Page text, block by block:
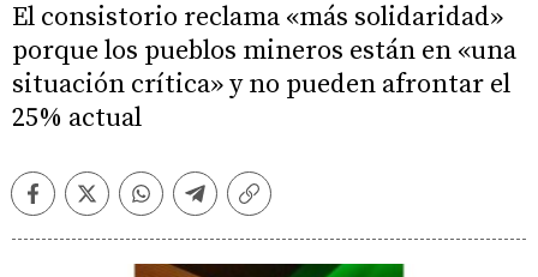
El consistorio reclama «más solidaridad»
porque los pueblos mineros están en «una
situación crítica» y no pueden afrontar el
25% actual
FacebookTwitterWhatsappTelegramCopiar